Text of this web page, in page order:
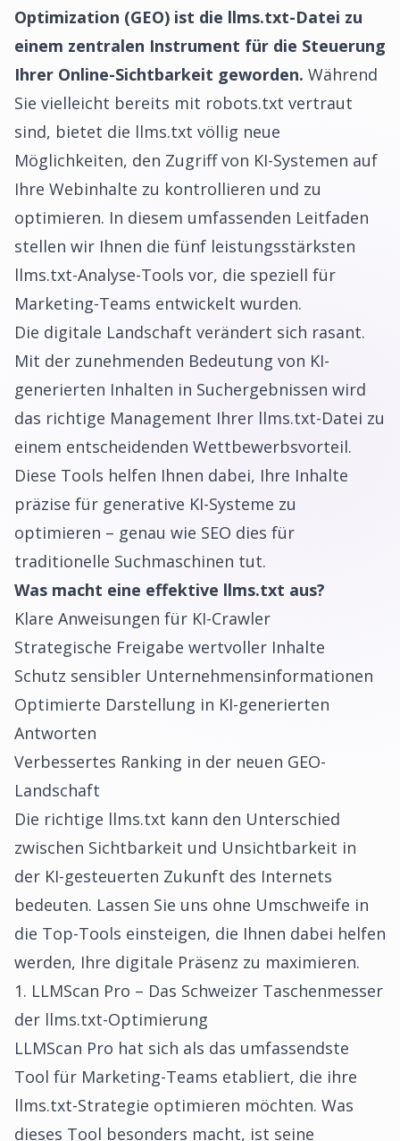
Optimization (GEO) ist die llms.txt-Datei zu
einem zentralen Instrument für die Steuerung
Ihrer Online-Sichtbarkeit geworden. Während
Sie vielleicht bereits mit robots.txt vertraut
sind, bietet die llms.txt völlig neue
Möglichkeiten, den Zugriff von KI-Systemen auf
Ihre Webinhalte zu kontrollieren und zu
optimieren. In diesem umfassenden Leitfaden
stellen wir Ihnen die fünf leistungsstärksten
llms.txt-Analyse-Tools vor, die speziell für
Marketing-Teams entwickelt wurden.
Die digitale Landschaft verändert sich rasant.
Mit der zunehmenden Bedeutung von KI-
generierten Inhalten in Suchergebnissen wird
das richtige Management Ihrer llms.txt-Datei zu
einem entscheidenden Wettbewerbsvorteil.
Diese Tools helfen Ihnen dabei, Ihre Inhalte
präzise für generative KI-Systeme zu
optimieren – genau wie SEO dies für
traditionelle Suchmaschinen tut.
Was macht eine effektive llms.txt aus?
Klare Anweisungen für KI-Crawler
Strategische Freigabe wertvoller Inhalte
Schutz sensibler Unternehmensinformationen
Optimierte Darstellung in KI-generierten
Antworten
Verbessertes Ranking in der neuen GEO-
Landschaft
Die richtige llms.txt kann den Unterschied
zwischen Sichtbarkeit und Unsichtbarkeit in
der KI-gesteuerten Zukunft des Internets
bedeuten. Lassen Sie uns ohne Umschweife in
die Top-Tools einsteigen, die Ihnen dabei helfen
werden, Ihre digitale Präsenz zu maximieren.
1. LLMScan Pro – Das Schweizer Taschenmesser
der llms.txt-Optimierung
LLMScan Pro hat sich als das umfassendste
Tool für Marketing-Teams etabliert, die ihre
llms.txt-Strategie optimieren möchten. Was
dieses Tool besonders macht, ist seine